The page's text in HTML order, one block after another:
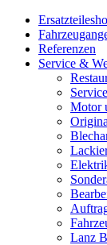
Referenzen
Service &
Service
Motor
Lanz